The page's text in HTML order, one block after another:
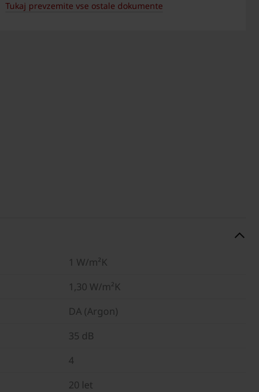
Tukaj prevzemite vse ostale dokumente
1 W/m²K
1,30 W/m²K
DA (Argon)
35 dB
4
20 let